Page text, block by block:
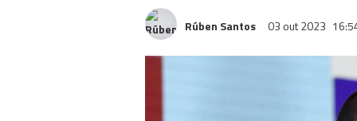
Rúben Santos 03 out 2023